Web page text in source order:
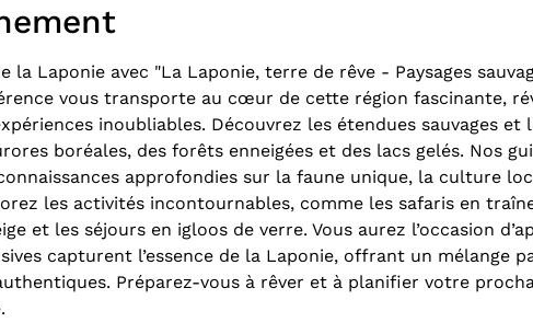
la Laponie avec "La Laponie, terre de rêve - Paysages
vous transporte au cœur de cette région fascinante,
inoubliables. Découvrez les étendues sauvages et
boréales, des forêts enneigées et des lacs gelés. Nos
approfondies sur la faune unique, la culture
les activités incontournables, comme les safaris en
et les séjours en igloos de verre. Vous aurez l’occasion
capturent l’essence de la Laponie, offrant un mélange
Préparez-vous à rêver et à planifier votre